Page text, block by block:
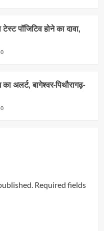
पॉजिटिव होने का दावा,
0
अलर्ट, बागेश्वर-पिथौरागढ़-
0
Required fields